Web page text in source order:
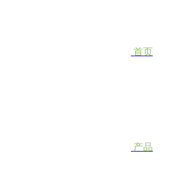
首页
产品